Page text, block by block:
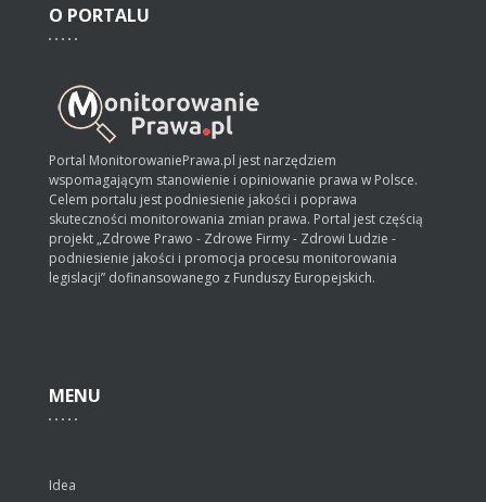
O PORTALU
Portal MonitorowaniePrawa.pl jest narzędziem
wspomagającym stanowienie i opiniowanie prawa w Polsce.
Celem portalu jest podniesienie jakości i poprawa
skuteczności monitorowania zmian prawa. Portal jest częścią
projekt „Zdrowe Prawo - Zdrowe Firmy - Zdrowi Ludzie -
podniesienie jakości i promocja procesu monitorowania
legislacji” dofinansowanego z Funduszy Europejskich.
MENU
Idea